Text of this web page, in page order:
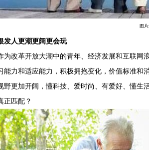
图
发人更潮更阔更会玩
革开放大潮中的青年、经济发展和互联网
能力和适应能力，积极拥抱变化，价值标准和
野更加开阔，懂科技、爱时尚、有爱好、懂生
正匹配？